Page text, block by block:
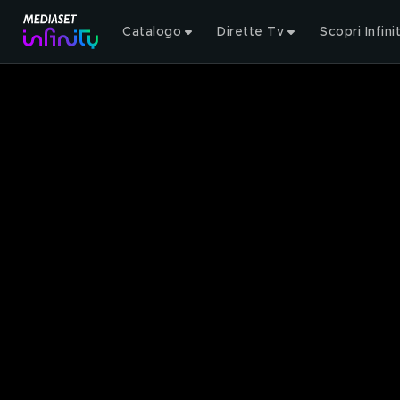
Catalogo Dirette Tv Scopri